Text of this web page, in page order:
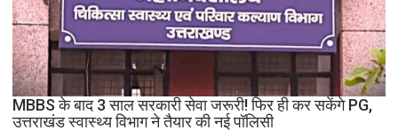
नाबालिग
का
दावा;
CWC
ने
जारी
MBBS के बाद 3 साल सरकारी सेवा जरूरी! फिर ही कर सकेंगे PG,
उत्तराखंड स्वास्थ्य विभाग ने तैयार की नई पॉलिसी